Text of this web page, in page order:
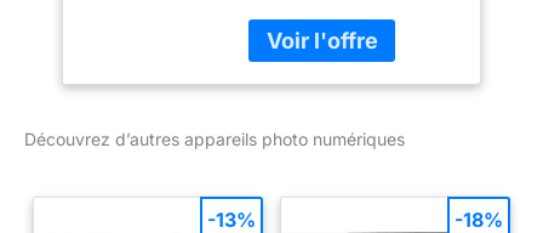
Numérique Appareil
Photo Numérique
Découvrez d’autres appareils photo numériques
-13% -18%